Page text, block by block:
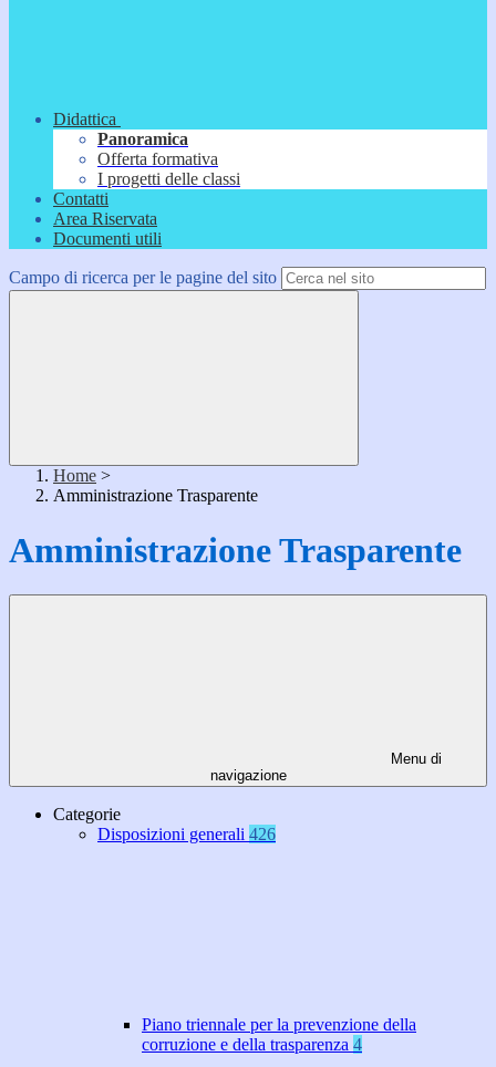
Didattica
Panoramica
Offerta formativa
I progetti delle classi
Contatti
Area Riservata
Documenti utili
Campo di ricerca per le pagine del sito
Home >
Amministrazione Trasparente
Amministrazione Trasparente
Menu di
navigazione
Categorie
Disposizioni generali 426
Piano triennale per la prevenzione della
corruzione e della trasparenza 4